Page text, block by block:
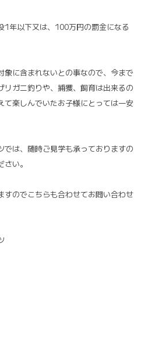
1年以下又は、100万円の罰金になる
象に含まれないとの事なので、今まで
リガニ釣りや、捕獲、飼育は出来るの
て楽しんでいたお子様にとっては一安
は、随時ご見学も承っておりますの
い。
すのでこちらも合わせてお問い合わせ